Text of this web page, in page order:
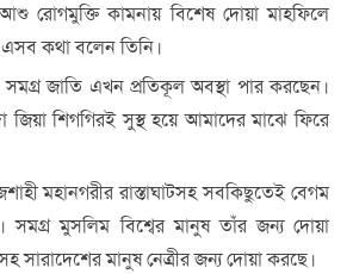
রোগমুক্তি কামনায় বিশেষ দোয়া মাহফিলে
এসব কথা বলেন তিনি।
জাতি এখন প্রতিকূল অবস্থা পার করছেন।
জিয়া শিগগিরই সুস্থ হয়ে আমাদের মাঝে ফিরে
মহানগরীর রাস্তাঘাটসহ সবকিছুতেই বেগম
সমগ্র মুসলিম বিশ্বের মানুষ তাঁর জন্য দোয়া
সারাদেশের মানুষ নেত্রীর জন্য দোয়া করছে।